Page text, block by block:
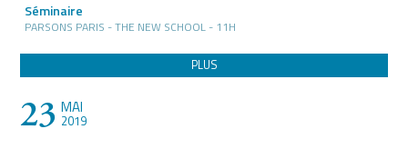
Séminaire
PARSONS PARIS - THE NEW SCHOOL - 11H
PLUS
23 MAI
2019